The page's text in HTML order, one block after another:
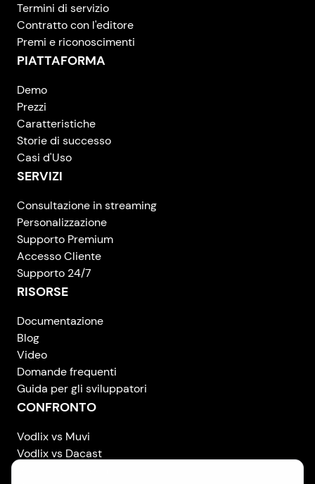
Termini di servizio
Contratto con l'editore
Premi e riconoscimenti
PIATTAFORMA
Demo
Prezzi
Caratteristiche
Storie di successo
Casi d'Uso
SERVIZI
Consultazione in streaming
Personalizzazione
Supporto Premium
Accesso Cliente
Supporto 24/7
RISORSE
Documentazione
Blog
Video
Domande frequenti
Guida per gli sviluppatori
CONFRONTO
Vodlix vs Muvi
Vodlix vs Dacast